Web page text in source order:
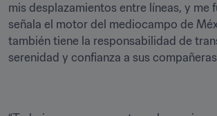
mis desplazamientos entre líneas, y me
señala el motor del mediocampo de
también tiene la responsabilidad de
serenidad y confianza a sus